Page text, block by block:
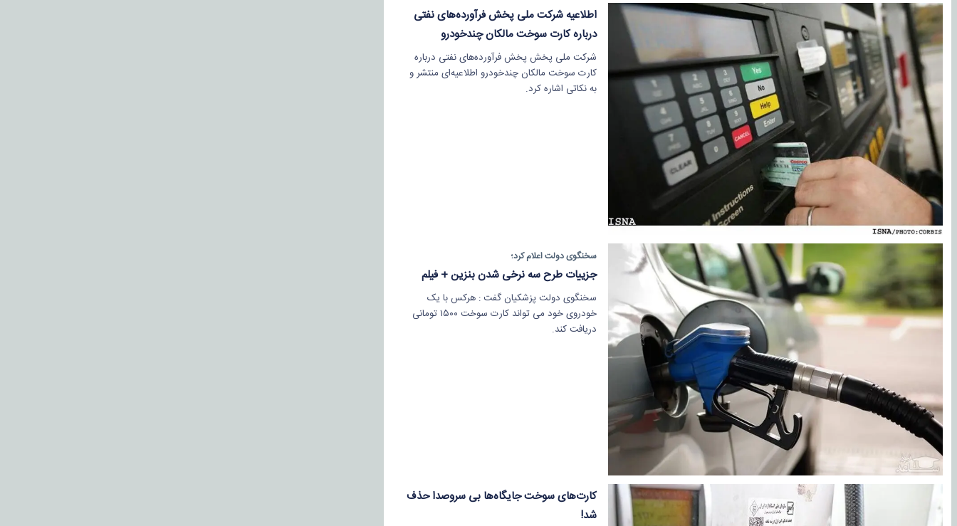
اطلاعیه شرکت ملی پخش فرآورده‌های نفتی
درباره کارت سوخت مالکان چندخودرو
شرکت ملی پخش پخش فرآورده‌های نفتی درباره
کارت سوخت مالکان چندخودرو اطلاعیه‌ای منتشر و
به نکاتی اشاره کرد.
سخنگوی دولت اعلام کرد؛
جزییات طرح سه نرخی شدن بنزین + فیلم
سخنگوی دولت پزشکیان گفت : هرکس با یک
خودروی خود می تواند کارت سوخت ۱۵۰۰ تومانی
دریافت کند.
کارت‌های سوخت جایگاه‌ها بی سروصدا حذف
شد!